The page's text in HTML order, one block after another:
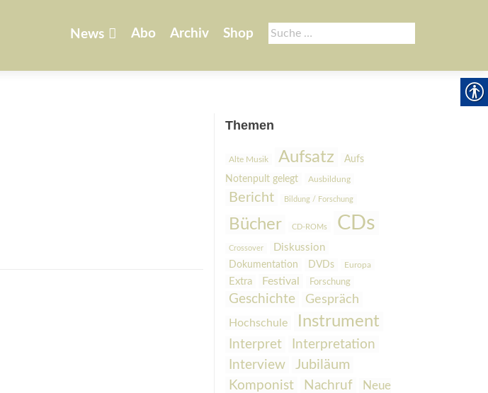
Suche
nach:
springen
News Abo Archiv Shop
Themen
Alte Musik Aufsatz
Aufs
Notenpult gelegt
Ausbildung
Bericht Bildung / Forschung
Bücher CD-ROMs CDs
Crossover Diskussion
Dokumentation DVDs Europa
Extra Festival Forschung
Geschichte Gespräch
Hochschule Instrument
Interpret
Interpretation
Interview
Jubiläum
Komponist
Nachruf Neue